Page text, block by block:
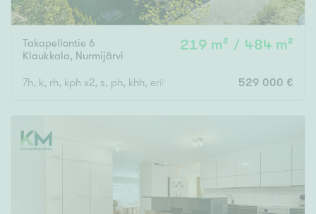
Takapellontie 6
Klaukkala, Nurmijärvi
219 m² / 484 m²
7h, k, rh, kph x2, s, ph, khh, erillinen wc, autotalli, harrastetilat
529 000 €